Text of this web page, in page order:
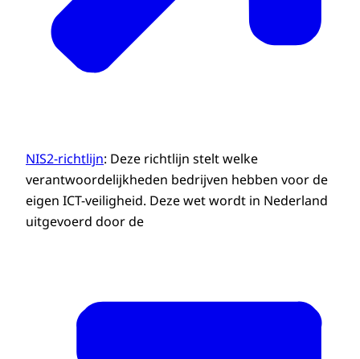
NIS2-richtlijn: Deze richtlijn stelt welke
verantwoordelijkheden bedrijven hebben voor de
eigen ICT-veiligheid. Deze wet wordt in Nederland
uitgevoerd door de